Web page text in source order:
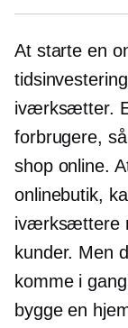
At starte en
iværksætter.
forbrugere,
shop online.
onlinebutik,
iværksættere
kunder. Men
komme i
bygge en